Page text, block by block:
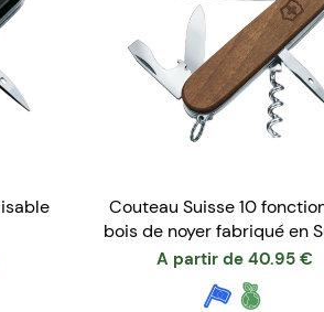
Couteau Suisse 10
bois de noyer fabriqué en
A partir de 40.95 €